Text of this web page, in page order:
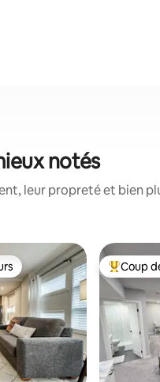
notés
leur propreté et bien
les plus appréciés Coups
Coup